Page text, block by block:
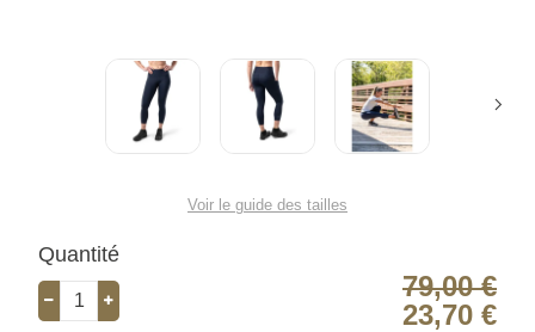
Voir le guide des tailles
Quantité
79,00 €
23,70 €